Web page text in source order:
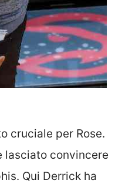
cruciale per Rose.
lasciato convincere
Qui Derrick ha